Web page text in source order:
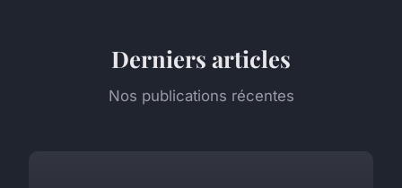
Derniers articles
Nos publications récentes